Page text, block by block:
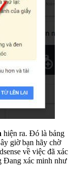
hiện ra. Đó là bảng
giờ bạn hãy chờ
về việc đã xác
Đang xác minh như